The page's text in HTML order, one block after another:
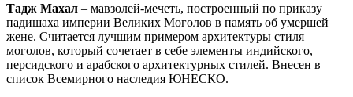
Тадж Махал – мавзолей-мечеть, построенный по приказу
падишаха империи Великих Моголов в память об умершей
жене. Считается лучшим примером архитектуры стиля
моголов, который сочетает в себе элементы индийского,
персидского и арабского архитектурных стилей. Внесен в
список Всемирного наследия ЮНЕСКО.